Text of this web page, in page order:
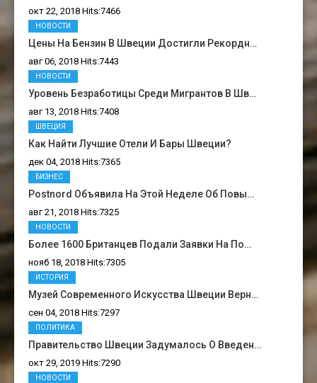
окт 22, 2018 Hits:7466
Цены На Бензин В Швеции Достигли Рекордн…
авг 06, 2018 Hits:7443
НОВОСТИ
Уровень Безработицы Среди Мигрантов В Шв…
авг 13, 2018 Hits:7408
НОВОСТИ
Как Найти Лучшие Отели И Бары Швеции?
дек 04, 2018 Hits:7365
ШВЕЦИЯ
Postnord Объявила На Этой Неделе Об Повы…
авг 21, 2018 Hits:7325
БИЗНЕС
Более 1600 Британцев Подали Заявки На По…
нояб 18, 2018 Hits:7305
НОВОСТИ
Музей Современного Искусства Швеции Верн…
сен 04, 2018 Hits:7297
ИСТОРИЯ
Правительство Швеции Задумалось О Введен…
окт 29, 2019 Hits:7290
ПОЛИТИКА
НОВОСТИ